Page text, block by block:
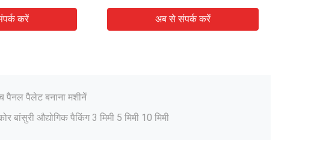
प्लास्टिक पैलेट डिवाइडर
पीपी नालीदार बॉक्स
पैनल पैलेट बनाना मशीनें
बांसुरी औद्योगिक पैकिंग 3 मिमी 5 मिमी 10 मिमी